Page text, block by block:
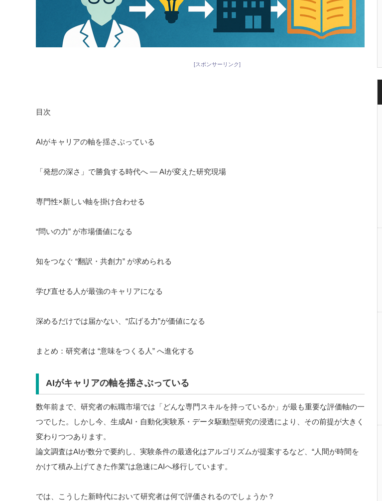
[スポンサーリンク]
目次
AIがキャリアの軸を揺さぶっている
「発想の深さ」で勝負する時代へ ― AIが変えた研究現場
専門性×新しい軸を掛け合わせる
“問いの力” が市場価値になる
知をつなぐ “翻訳・共創力” が求められる
学び直せる人が最強のキャリアになる
深めるだけでは届かない、“広げる力”が価値になる
まとめ：研究者は “意味をつくる人” へ進化する
AIがキャリアの軸を揺さぶっている
数年前まで、研究者の転職市場では「どんな専門スキルを持っているか」が最も重要な評価軸の一
つでした。しかし今、生成AI・自動化実験系・データ駆動型研究の浸透により、その前提が大きく
変わりつつあります。
論文調査はAIが数分で要約し、実験条件の最適化はアルゴリズムが提案するなど、“人間が時間を
かけて積み上げてきた作業”は急速にAIへ移行しています。
では、こうした新時代において研究者は何で評価されるのでしょうか？